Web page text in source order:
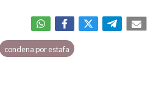
condena por estafa